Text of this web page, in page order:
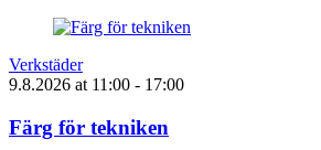
Verkstäder
9.8.2026 at 11:00 - 17:00
Färg för tekniken